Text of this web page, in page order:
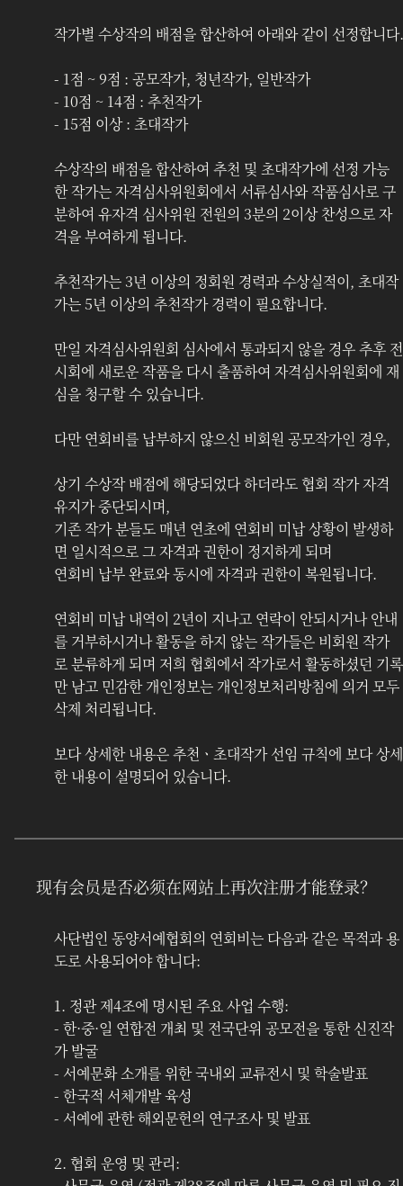
작가별 수상작의 배점을 합산하여 아래와 같이 선정합니다.
- 1점 ~ 9점 : 공모작가, 청년작가, 일반작가
- 10점 ~ 14점 : 추천작가
- 15점 이상 : 초대작가
수상작의 배점을 합산하여 추천 및 초대작가에 선정 가능
한 작가는 자격심사위원회‍에서 서류심사와 작품심사로 구
분하여 유자격 심사위원 전원의 3분의 2이상 찬성으로 자
격을 부여하게 됩니다.
추천작가는 3년 이상의 정회원 경력과 수상실적이, 초대작
가는 5년 이상의 추천작가 경력이 필요합니다.
만일 자격심사위원회 심사에서 통과되지 않을 경우 추후 전
시회에 새로운 작품을 다시 출품하여 자격심사위원회에 재
심을 청구할 수 있습니다.
다만 연회비를 납부하지 않으신 비회원 공모작가인 경우,
상기 수상작 배점에 해당되었다 하더라도 협회 작가 자격
유지가 중단되시며,
기존 작가 분들도 매년 연초에 연회비 미납 상황이 발생하
면 일시적으로 그 자격과 권한이 정지하게 되며
연회비 납부 완료와 동시에 자격과 권한이 복원됩니다.
연회비 미납 내역이 2년이 지나고 연락이 안되시거나 안내
를 거부하시거나 활동을 하지 않는 작가들은 비회원 작가
로 분류하게 되며 저희 협회에서 작가로서 활동하셨던 기록
만 남고 민감한 개인정보는 개인정보처리방침에 의거 모두
삭제 처리됩니다.
보다 상세한 내용은 추천ㆍ초대작가 선임 규칙에 보다 상세
한 내용이 설명되어 있습니다.
现有会员是否必须在网站上再次注册才能登录？
사단법인 동양서예협회의 연회비는 다음과 같은 목적과 용
도로 사용되어야 합니다:
1. 정관 제4조에 명시된 주요 사업 수행:
- 한·중·일 연합전 개최 및 전국단위 공모전을 통한 신진작
가 발굴
- 서예문화 소개를 위한 국내외 교류전시 및 학술발표
- 한국적 서체개발 육성
- 서예에 관한 해외문헌의 연구조사 및 발표
2. 협회 운영 및 관리: